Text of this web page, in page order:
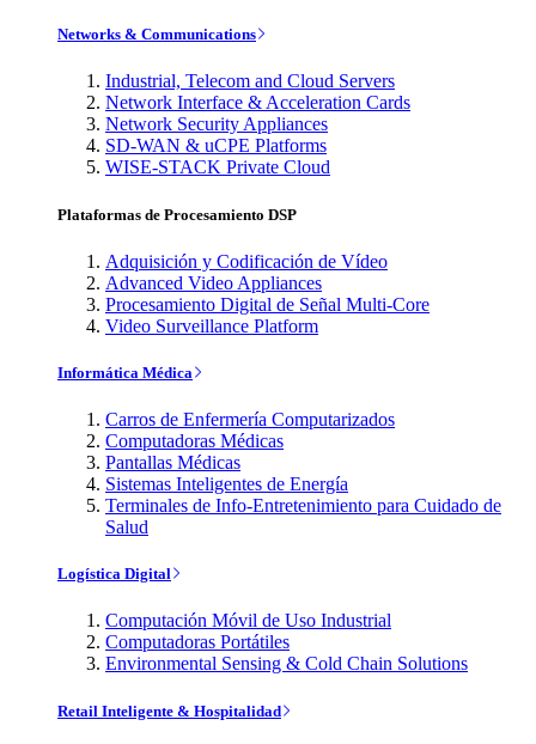
Networks & Communications
Industrial, Telecom and Cloud Servers
Network Interface & Acceleration Cards
Network Security Appliances
SD-WAN & uCPE Platforms
WISE-STACK Private Cloud
Plataformas de Procesamiento DSP
Adquisición y Codificación de Vídeo
Advanced Video Appliances
Procesamiento Digital de Señal Multi-Core
Video Surveillance Platform
Informática Médica
Carros de Enfermería Computarizados
Computadoras Médicas
Pantallas Médicas
Sistemas Inteligentes de Energía
Terminales de Info-Entretenimiento para Cuidado de
Salud
Logística Digital
Computación Móvil de Uso Industrial
Computadoras Portátiles
Environmental Sensing & Cold Chain Solutions
Retail Inteligente & Hospitalidad